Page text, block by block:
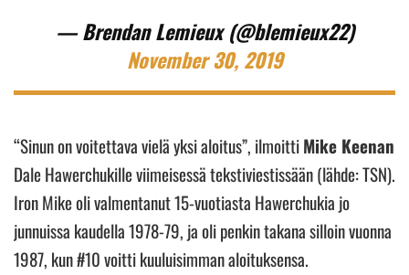
— Brendan Lemieux (@blemieux22)
November 30, 2019
“Sinun on voitettava vielä yksi aloitus”, ilmoittiMike Keenan
Dale Hawerchukille viimeisessä tekstiviestissään (lähde: TSN).
Iron Mike oli valmentanut 15-vuotiasta Hawerchukia jo
junnuissa kaudella 1978-79, ja oli penkin takana silloin vuonna
1987, kun #10 voitti kuuluisimman aloituksensa.